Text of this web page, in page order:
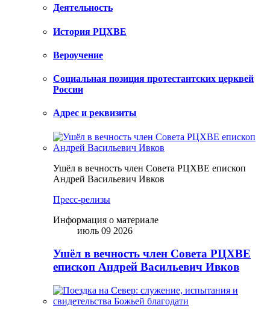
Деятельность
История РЦХВЕ
Вероучение
Социальная позиция протестантских церквей
России
Адрес и реквизиты
Ушёл в вечность член Совета РЦХВЕ епископ
Андрей Васильевич Ивков
Пресс-релизы
Информация о материале
июль 09 2026
Ушёл в вечность член Совета РЦХВЕ
епископ Андрей Васильевич Ивков